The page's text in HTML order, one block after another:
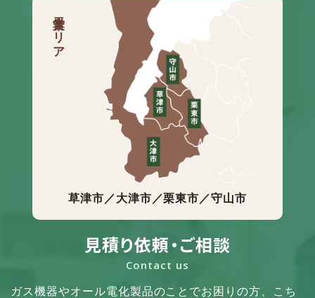
営業エリア
草津市／大津市／栗東市／守山市
見積り依頼・ご相談
Contact us
ガス機器やオール電化製品のことでお困りの方、 こち